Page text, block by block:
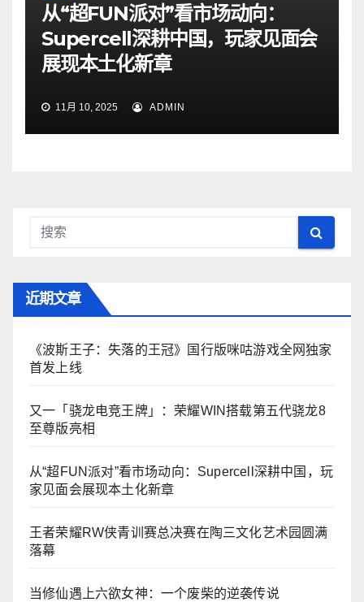
从“超FUN派对”看市场动向：
Supercell深耕中国，玩家见面会
展现本土化新章
11月 10, 2025 ADMIN
近期文章
《波斯王子：失落的王冠》国行版咪咕游戏全网独家
首发上线
又一「骁龙电竞王牌」：荣耀WIN搭载第五代骁龙8
至尊版亮相
从“超FUN派对”看市场动向：Supercell深耕中国，玩
家见面会展现本土化新章
王者荣耀RW侠青训赛总决赛在陶三文化艺术园圆满
落幕
当修仙遇上六欲女神：一个废柴的逆袭传说